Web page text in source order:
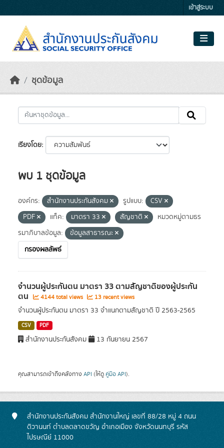
เข้าสู่ระบบ
ชุดข้อมูล
เรียงโดย
พบ 1 ชุดข้อมูล
องค์กร: สำนักงานประกันสังคม รูปแบบ:
CSV
PDF
แท็ค: มาตรา 33 สัญชาติ
หมวดหมู่ตามธร
รมาภิบาลข้อมูล:
ข้อมูลสาธารณะ
กรองผลลัพธ์
จำนวนผู้ประกันตน มาตรา 33 ตามสัญชาติของผู้ประกัน
ตน 4144 total views 13 recent views
จำนวนผู้ประกันตน มาตรา 33 จำแนกตามสัญชาติ ปี 2563-2565
CSV PDF
สำนักงานประกันสังคม 13 กันยายน 2567
คุณสามารถเข้าถึงคลังทาง API (ให้ดู คู่มือ API).
สำนักงานประกันสังคม สำนักงานใหญ่ เลขที่ 88/28 หมู่ 4 ถนน
ติวานนท์ ตำบลตลาดขวัญ อำเภอเมือง จังหวัดนนทบุรี รหัส
ไปรษณีย์ 11000